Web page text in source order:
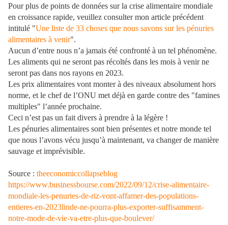
Pour plus de points de données sur la crise alimentaire mondiale
en croissance rapide, veuillez consulter mon article précédent
intitulé "Une liste de 33 choses que nous savons sur les pénuries
alimentaires à venir".
Aucun d’entre nous n’a jamais été confronté à un tel phénomène.
Les aliments qui ne seront pas récoltés dans les mois à venir ne
seront pas dans nos rayons en 2023.
Les prix alimentaires vont monter à des niveaux absolument hors
norme, et le chef de l’ONU met déjà en garde contre des "famines
multiples" l’année prochaine.
Ceci n’est pas un fait divers à prendre à la légère !
Les pénuries alimentaires sont bien présentes et notre monde tel
que nous l’avons vécu jusqu’à maintenant, va changer de manière
sauvage et imprévisible.
Source : theeconomiccollapseblog
https://www.businessbourse.com/2022/09/12/crise-alimentaire-
mondiale-les-penuries-de-riz-vont-affamer-des-populations-
entieres-en-2023linde-ne-pourra-plus-exporter-suffisamment-
notre-mode-de-vie-va-etre-plus-que-boulever/